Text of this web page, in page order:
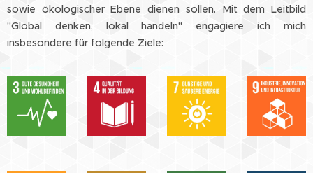
sowie ökologischer Ebene dienen sollen. Mit dem Leitbild
"Global denken, lokal handeln" engagiere ich mich
insbesondere für folgende Ziele: